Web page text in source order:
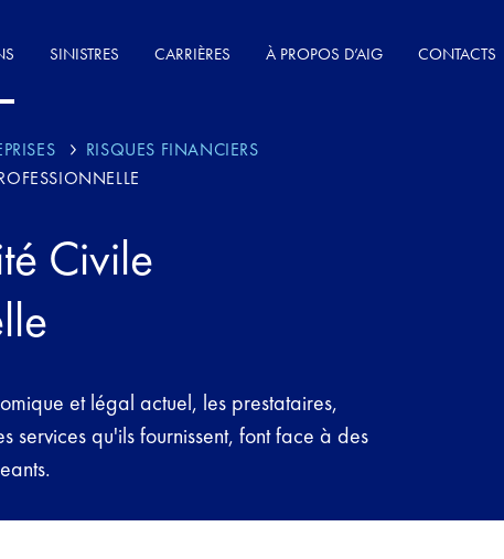
SINISTRES CARRIÈRES À PROPOS D’AIG CONTACTS
RISQUES FINANCIERS
Civile
et légal actuel, les prestataires,
services qu'ils fournissent, font face à des